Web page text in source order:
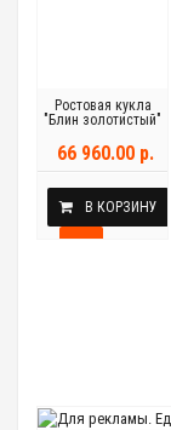
Ростовая кукла
"Блин золотистый"
66 960.00 р.
В КОРЗИНУ